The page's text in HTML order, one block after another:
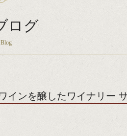
ログ
インを醸したワイナリー サ